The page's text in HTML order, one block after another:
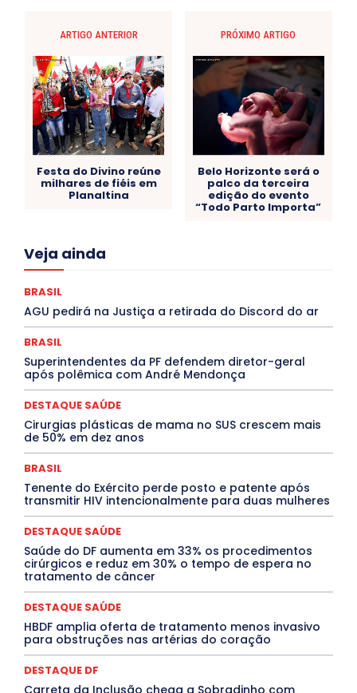
ARTIGO ANTERIOR
Festa do Divino reúne
milhares de fiéis em
Planaltina
PRÓXIMO ARTIGO
Belo Horizonte será o
palco da terceira
edição do evento
“Todo Parto Importa”
Veja ainda
Acre
Congressuanas & Esplanadumas
Covid-19
Crônica Política Crônicas
CULTURA
Cultura e Tal
DANÇA Dengue
Denuncia
DESTAQUE BRASIL
DESTAQUE DF
DESTAQUE SAÚDE
DESTAQUES OUTROS
DISTRITO FEDERAL
EDUCAÇÃO
ELEIÇÕES
EMPREGO E OPORTUNIDADES
Especial
Espírito Santo ESPORTE
ESTÁGIO
EVENTOS
Febre Oropouche
Goiás
INTELIGÊNCIA ARTIFICIAL
INTERNACIONAL
MEIO AMBIENTE
MÚSICA
O Plantonista Opinião Oropouche
Paraíba
Paraná Pernambuco Piauí
POLÍTICA
PROCESSO SELETIVO
PUBLIEDITORIAL
QUALIFICAÇÃO PROFISSIONAL
Rio de Janeiro
Rio Grande do Sul
Roraima
Santa Catarina
São Paulo SARAMPO
SAÚDE
Saúde Agora
TÁ FROID?
TEATRO TECNOLOGIA
TIC TAC
Mais
BRASIL
AGU pedirá na Justiça a retirada do Discord do ar
BRASIL
Superintendentes da PF defendem diretor-geral
após polêmica com André Mendonça
DESTAQUE SAÚDE
Cirurgias plásticas de mama no SUS crescem mais
de 50% em dez anos
BRASIL
Tenente do Exército perde posto e patente após
transmitir HIV intencionalmente para duas mulheres
DESTAQUE SAÚDE
Saúde do DF aumenta em 33% os procedimentos
cirúrgicos e reduz em 30% o tempo de espera no
tratamento de câncer
DESTAQUE SAÚDE
HBDF amplia oferta de tratamento menos invasivo
para obstruções nas artérias do coração
DESTAQUE DF
Carreta da Inclusão chega a Sobradinho com